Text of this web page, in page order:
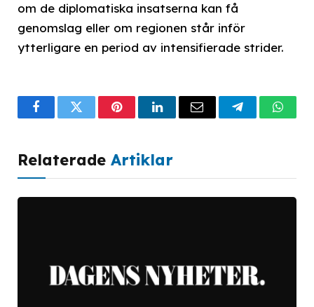
om de diplomatiska insatserna kan få
genomslag eller om regionen står inför
ytterligare en period av intensifierade strider.
FacebookTwitterPinterestLinkedInEmail Telegram
Relaterade Artiklar